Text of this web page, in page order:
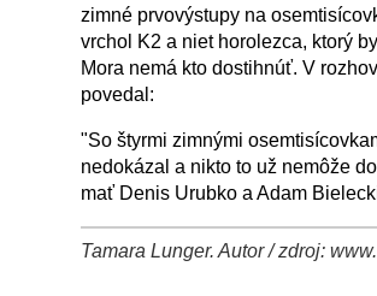
zimné prvovýstupy na
vrchol K2 a niet horolezca, ktorý
Mora nemá kto dostihnúť. V
povedal:
"So štyrmi zimnými
nedokázal a nikto to už nemôže
mať Denis Urubko a Adam
Tamara Lunger. Autor / zdroj: